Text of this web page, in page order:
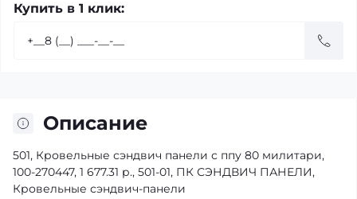
Купить в 1 клик:
Описание
501, Кровельные сэндвич панели с ппу 80 милитари,
100-270447, 1 677.31 р., 501-01, ПК СЭНДВИЧ ПАНЕЛИ,
Кровельные сэндвич-панели